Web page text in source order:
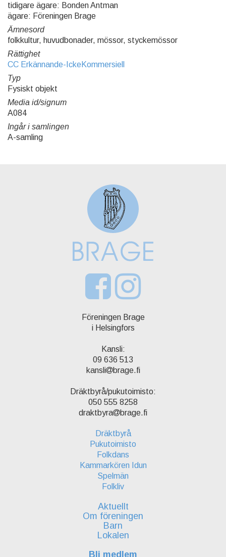
tidigare ägare: Bonden Antman
ägare: Föreningen Brage
Ämnesord
folkkultur, huvudbonader, mössor, styckemössor
Rättighet
CC Erkännande-IckeKommersiell
Typ
Fysiskt objekt
Media id/signum
A084
Ingår i samlingen
A-samling
Föreningen Brage
i Helsingfors
Kansli:
09 636 513
kansli
brage.fi
Dräktbyrå/pukutoimisto:
050 555 8258
draktbyra
brage.fi
Dräktbyrå
Pukutoimisto
Folkdans
Kammarkören Idun
Spelmän
Folkliv
Aktuellt
Om föreningen
Barn
Lokalen
Bli medlem